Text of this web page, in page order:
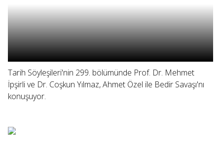
Tarih Söyleşileri'nin 299. bölümünde Prof. Dr. Mehmet
İpşirli ve Dr. Coşkun Yılmaz, Ahmet Özel ile Bedir Savaşı'nı
konuşuyor.